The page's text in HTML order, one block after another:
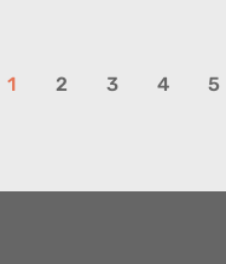
1 2 3 4 5